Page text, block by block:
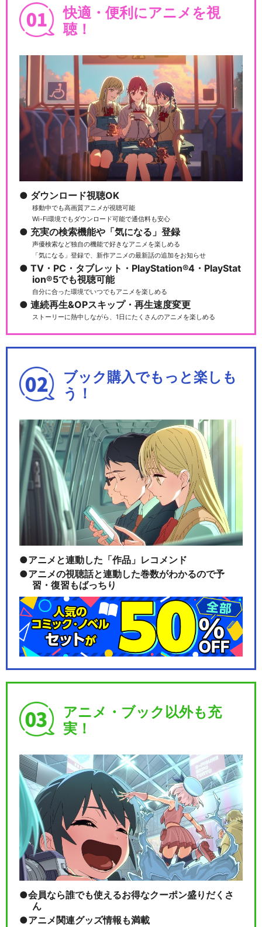
快適・便利にアニメを視
聴！
ダウンロード視聴OK
移動中でも高画質アニメが視聴可能
Wi-Fi環境でもダウンロード可能で通信料も安心
充実の検索機能や「気になる」登録
声優検索など独自の機能で好きなアニメを楽しめる
「気になる」登録で、新作アニメの最新話の追加をお知らせ
TV・PC・タブレット・PlayStation®4・PlayStat
ion®5でも視聴可能
自分に合った環境でいつでもアニメを楽しめる
連続再生&OPスキップ・再生速度変更
ストーリーに熱中しながら、1日にたくさんのアニメを楽しめる
ブック購入でもっと楽しも
う！
アニメと連動した「作品」レコメンド
アニメの視聴話と連動した巻数がわかるので予
習・復習もばっちり
アニメ・ブック以外も充
実！
会員なら誰でも使えるお得なクーポン盛りだくさ
ん
アニメ関連グッズ情報も満載